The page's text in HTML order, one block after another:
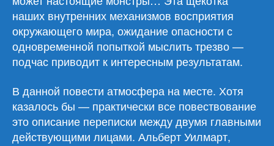
наших внутренних механизмов восприятия
окружающего мира, ожидание опасности с
одновременной попыткой мыслить трезво —
подчас приводит к интересным результатам.
В данной повести атмосфера на месте. Хотя
казалось бы — практически все повествование
это описание переписки между двумя главными
действующими лицами. Альберт Уилмарт,